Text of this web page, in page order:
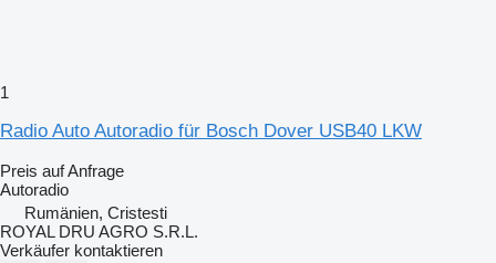
1
Radio Auto Autoradio für Bosch Dover USB40 LKW
Preis auf Anfrage
Autoradio
Rumänien, Cristesti
ROYAL DRU AGRO S.R.L.
Verkäufer kontaktieren